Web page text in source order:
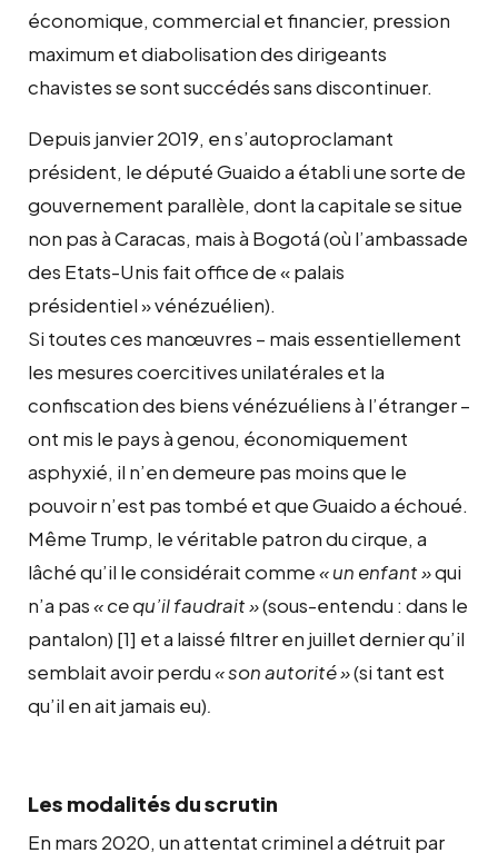
économique, commercial et financier, pression
maximum et diabolisation des dirigeants
chavistes se sont succédés sans discontinuer.
Depuis janvier 2019, en s’autoproclamant
président, le député Guaido a établi une sorte de
gouvernement parallèle, dont la capitale se situe
non pas à Caracas, mais à Bogotá (où l’ambassade
des Etats-Unis fait office de « palais
présidentiel » vénézuélien).
Si toutes ces manœuvres – mais essentiellement
les mesures coercitives unilatérales et la
confiscation des biens vénézuéliens à l’étranger –
ont mis le pays à genou, économiquement
asphyxié, il n’en demeure pas moins que le
pouvoir n’est pas tombé et que Guaido a échoué.
Même Trump, le véritable patron du cirque, a
lâché qu’il le considérait comme« un enfant »qui
n’a pas« ce qu’il faudrait »(sous-entendu : dans le
pantalon) [1] et a laissé filtrer en juillet dernier qu’il
semblait avoir perdu« son autorité »(si tant est
qu’il en ait jamais eu).
Les modalités du scrutin
En mars 2020, un attentat criminel a détruit par